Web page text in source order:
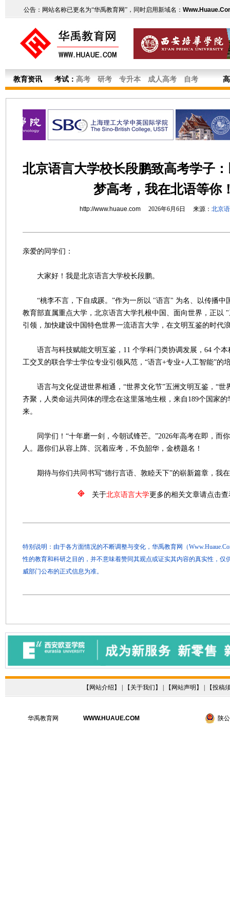
公告：网站名称已更名为“华禹教育网”，同时启用新域名：
教育资讯 考试： 高考 研考 专升本 成人高考 自考
北京语言大学校长段鹏致高考学子
梦高考，我在北语等你
http://www.huaue.com2026年6月6日 来源： 北京
亲爱的同学们：
大家好！我是北京语言大学校长段鹏。
“桃李不言，下自成蹊。”作为一所以 "语言" 为名、以传播中
教育部直属重点大学，北京语言大学扎根中国、面向世界，正以
引领，加快建设中国特色世界一流语言大学，在文明互鉴的时代
语言与科技赋能文明互鉴，11 个学科门类协调发展，64 个本
工交叉的联合学士学位专业引领风范，“语言+专业+人工智能”的
语言与文化促进世界相通，“世界文化节”五洲文明互鉴，“世
齐聚，人类命运共同体的理念在这里落地生根，来自189个国家的
来。
同学们！“十年磨一剑，今朝试锋芒。”2026年高考在即，而
人。愿你们从容上阵、沉着应考，不负韶华，金榜题名！
期待与你们共同书写“德行言语、敦睦天下”的崭新篇章，我
关于北京语言大学更多的相关文章请点击查
特别说明：由于各方面情况的不断调整与变化，华禹教育网（
性的教育和科研之目的，并不意味着赞同其观点或证实其内容的真实性，仅
威部门公布的正式信息为准。
【 网站介绍 】 | 【 关于我们 】 | 【 网站声明 】 | 【投稿
华禹教育网 WWW.HUAUE.COM 陕